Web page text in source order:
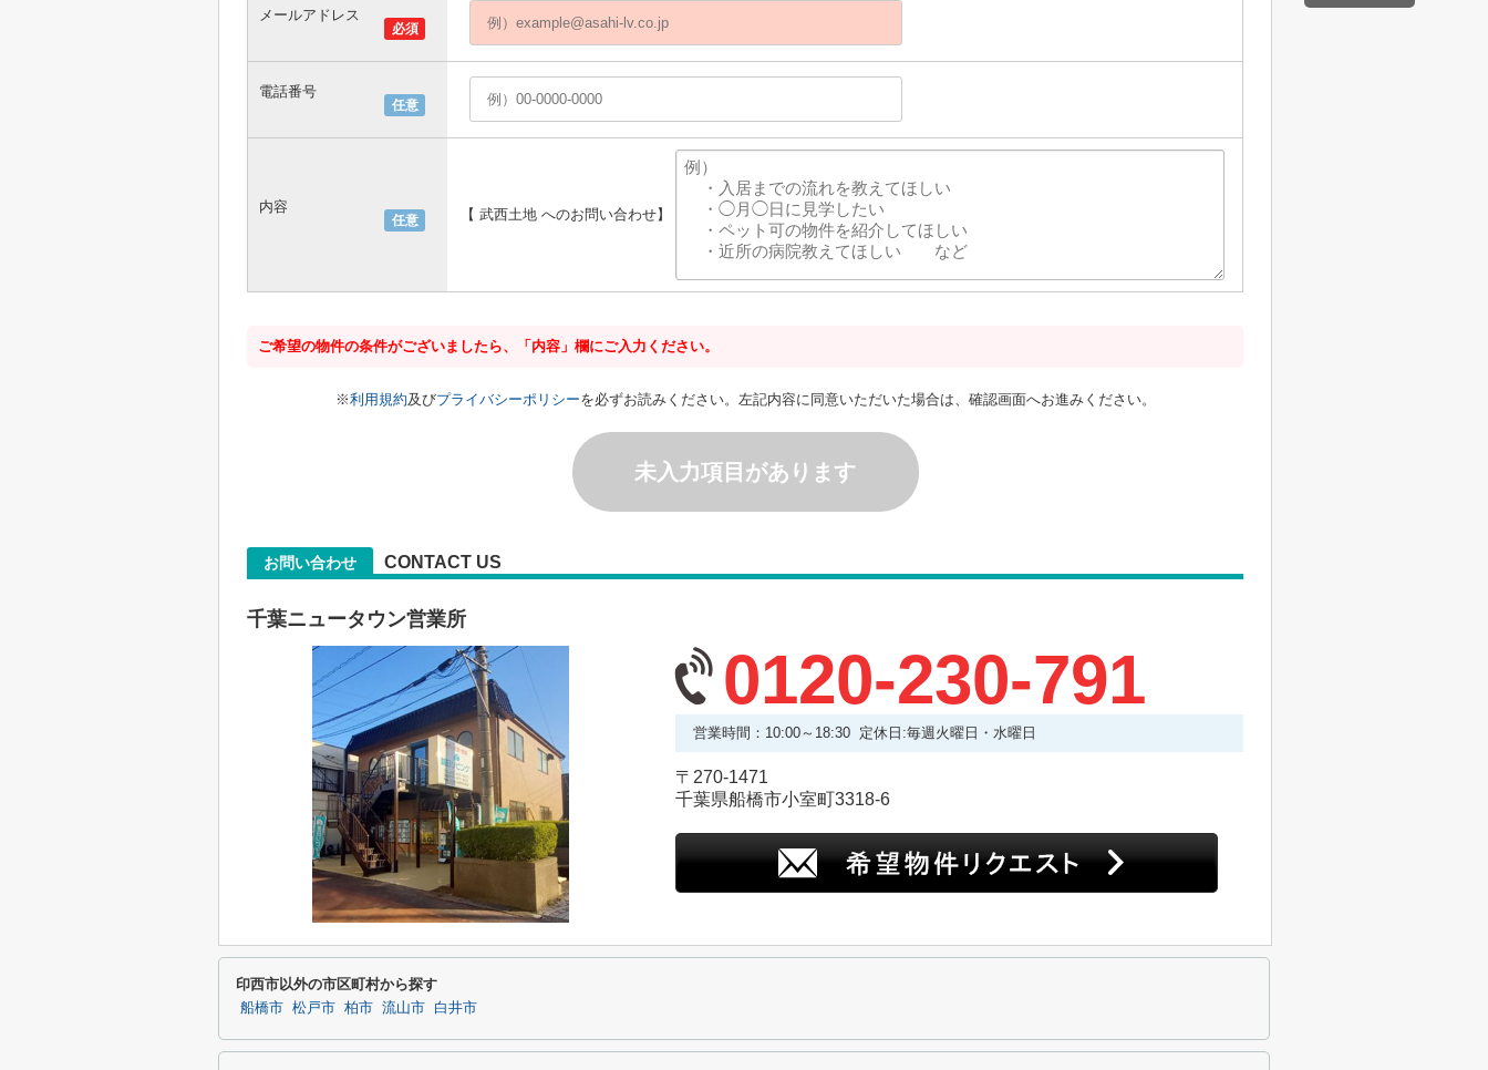
必須
メールアドレス
任意
電話番号
任意
内容 【 武西土地 へのお問い合わせ】
ご希望の物件の条件がございましたら、「内容」欄にご入力ください。
※利用規約及びプライバシーポリシーを必ずお読みください。左記内容に同意いただいた場合は、確認画面へお進みください。
未入力項目があります
お問い合わせ CONTACT US
千葉ニュータウン営業所
0120-230-791
営業時間：10:00～18:30 定休日:毎週火曜日・水曜日
〒270-1471
千葉県船橋市小室町3318-6
印西市以外の市区町村から探す
船橋市 松戸市 柏市 流山市 白井市